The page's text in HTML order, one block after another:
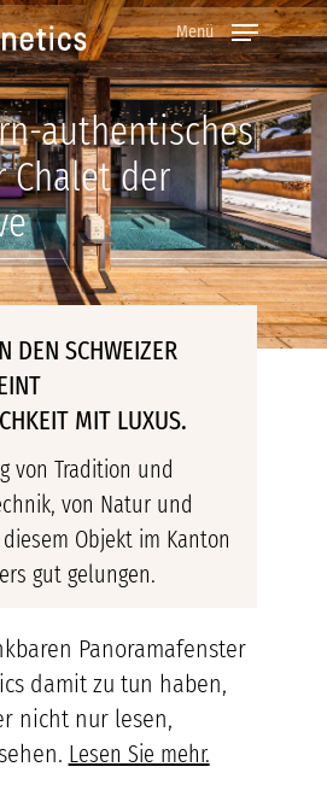
Menü
authentisches
Chalet der
DEN SCHWEIZER
MIT LUXUS.
von Tradition und
von Natur und
Objekt im Kanton
gut gelungen.
Panoramafenster
damit zu tun haben,
nicht nur lesen,
Lesen Sie mehr.